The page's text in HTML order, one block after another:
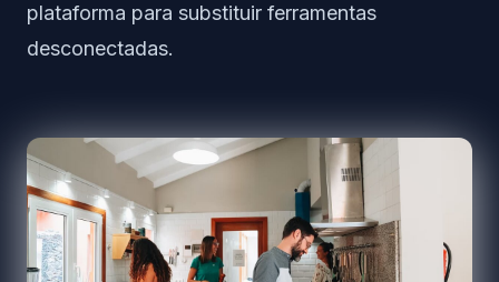
plataforma para substituir ferramentas
desconectadas.